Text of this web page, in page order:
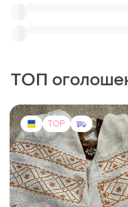
Старовинна полтавська
сорочка
XL і ще 1
TOP